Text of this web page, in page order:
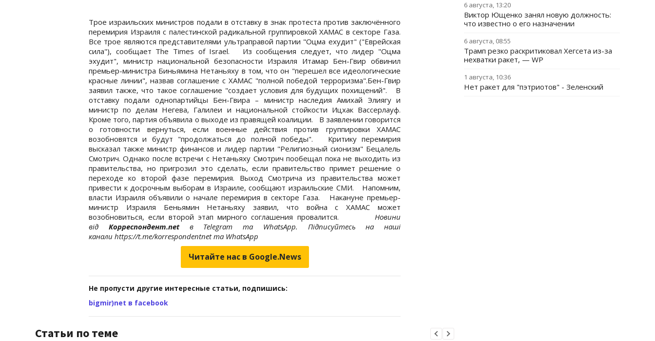
Трое израильских министров подали в отставку в знак протеста против заключённого
перемирия Израиля с палестинской радикальной группировкой ХАМАС в секторе Газа.
Все трое являются представителями ультраправой партии "Оцма ехудит" ("Еврейская
сила"), сообщает The Times of Israel. Из сообщения следует, что лидер "Оцма
эхудит", министр национальной безопасности Израиля Итамар Бен-Гвир обвинил
премьер-министра Биньямина Нетаньяху в том, что он "перешел все идеологические
красные линии", назвав соглашение с ХАМАС "полной победой терроризма".Бен-Гвир
заявил также, что такое соглашение "создает условия для будущих похищений". В
отставку подали однопартийцы Бен-Гвира – министр наследия Амихай Элиягу и
министр по делам Негева, Галилеи и национальной стойкости Ицхак Вассерлауф.
Кроме того, партия объявила о выходе из правящей коалиции. В заявлении говорится
о готовности вернуться, если военные действия против группировки ХАМАС
возобновятся и будут "продолжаться до полной победы". Критику перемирия
высказал также министр финансов и лидер партии "Религиозный сионизм" Бецалель
Смотрич. Однако после встречи с Нетаньяху Смотрич пообещал пока не выходить из
правительства, но пригрозил это сделать, если правительство примет решение о
переходе ко второй фазе перемирия. Выход Смотрича из правительства может
привести к досрочным выборам в Израиле, сообщают израильские СМИ. Напомним,
власти Израиля объявили о начале перемирия в секторе Газа. Накануне премьер-
министр Израиля Беньямин Нетаньяху заявил, что война с ХАМАС может
возобновиться, если второй этап мирного соглашения провалится. Новини
від Корреспондент.net в Telegram та WhatsApp. Підписуйтесь на наші
канали https://t.me/korrespondentnet та WhatsApp
Читайте нас в Google.News
Не пропусти другие интересные статьи, подпишись:
bigmir)net в facebook
Статьи по теме
6 августа, 13:20
Виктор Ющенко занял новую должность:
что известно о его назначении
6 августа, 08:55
Трамп резко раскритиковал Хегсета из-за
нехватки ракет, — WP
1 августа, 10:36
Нет ракет для "пэтриотов" - Зеленский